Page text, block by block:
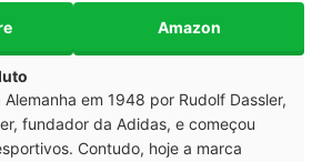
Amazon
em 1948 por Rudolf Dassler,
fundador da Adidas, e começou
Contudo, hoje a marca